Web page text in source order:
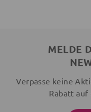
MELDE
Verpasse keine
Rabatt auf